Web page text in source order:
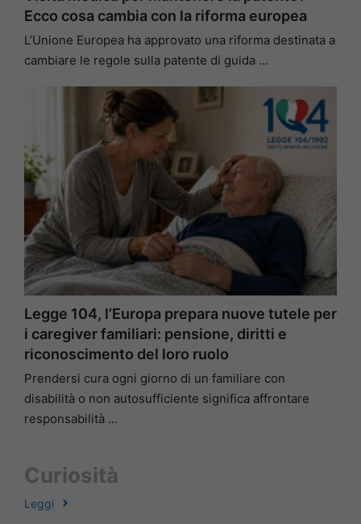
Ecco cosa cambia con la riforma europea
L’Unione Europea ha approvato una riforma destinata a
cambiare le regole sulla patente di guida …
Legge 104, l’Europa prepara nuove tutele per
i caregiver familiari: pensione, diritti e
riconoscimento del loro ruolo
Prendersi cura ogni giorno di un familiare con
disabilità o non autosufficiente significa affrontare
responsabilità …
Curiosità
Leggi